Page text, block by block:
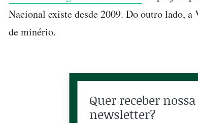
Nacional existe desde 2009. Do outro lado, a
de minério.
Quer receber nossa
newsletter?